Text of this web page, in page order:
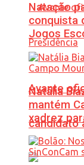
Avante
candidato
Natação
conquista
Jogos
Natália
mantém
xadrez